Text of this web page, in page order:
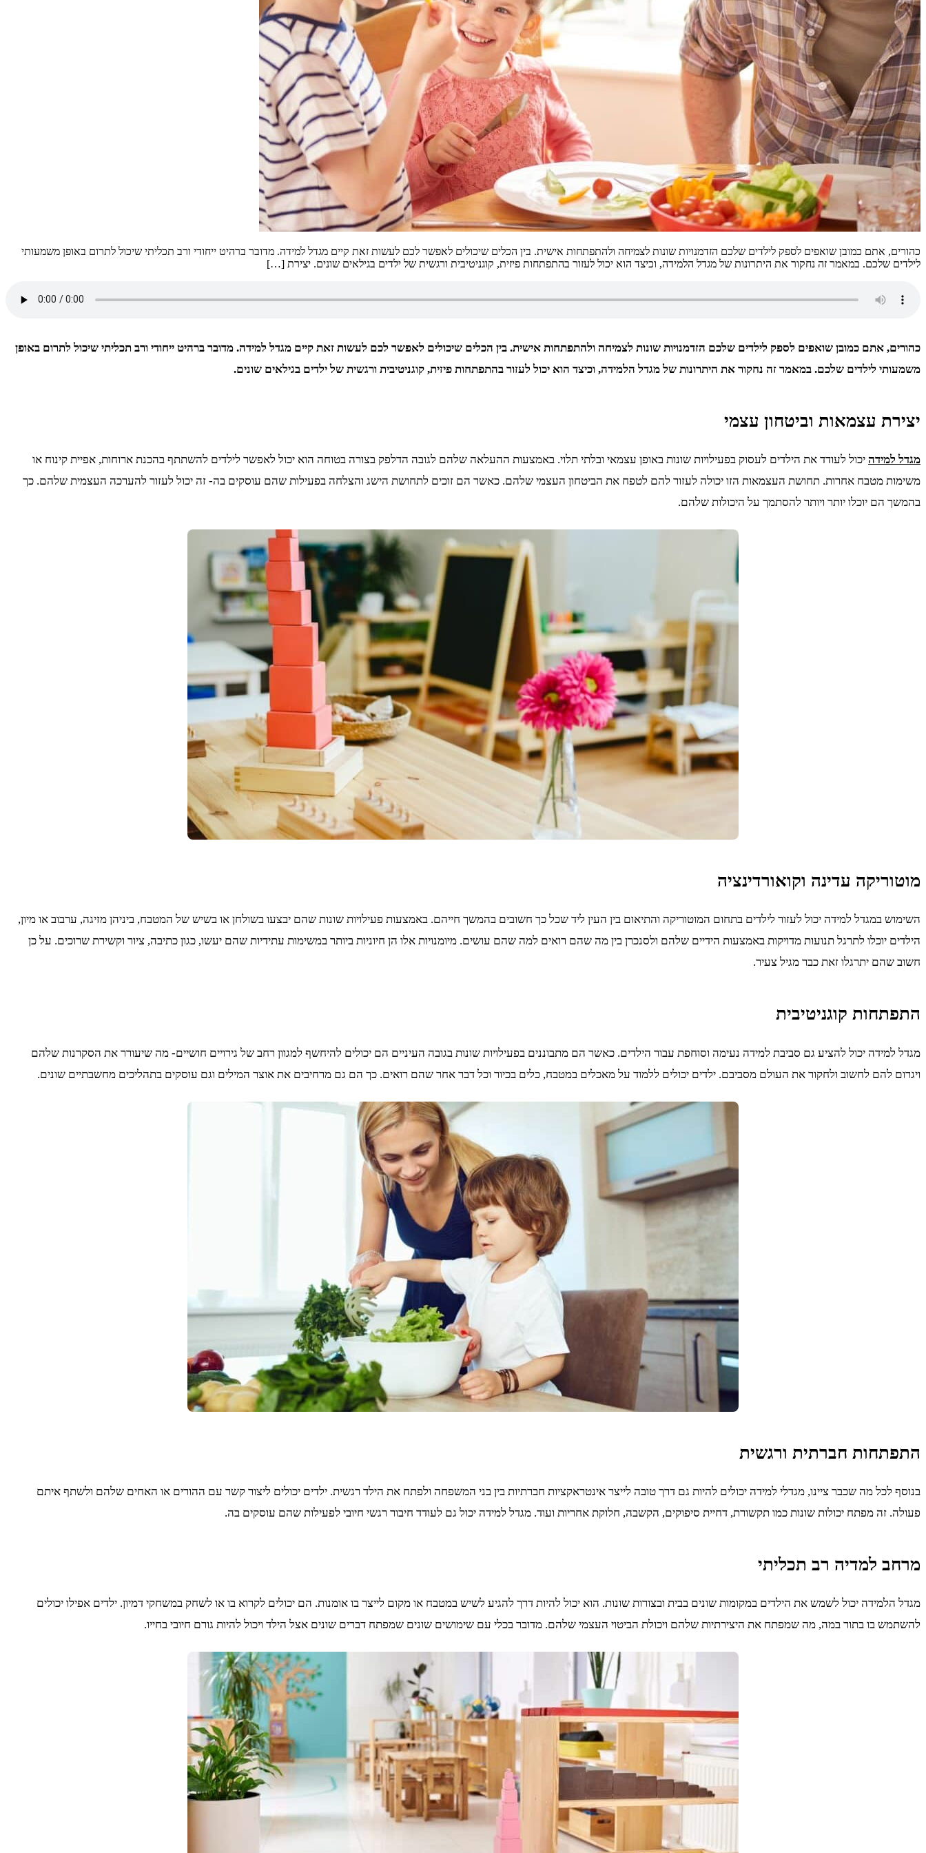
כהורים, אתם כמובן שואפים לספק לילדים שלכם הזדמנויות שונות לצמיחה ולהתפתחות אישית. בין הכלים שיכולים לאפשר לכם לעשות זאת קיים מגדל למידה. מדובר ברהיט ייחודי ורב תכליתי שיכול לתרום באופן משמעותי
לילדים שלכם. במאמר זה נחקור את היתרונות של מגדל הלמידה, וכיצד הוא יכול לעזור בהתפתחות פיזית, קוגניטיבית ורגשית של ילדים בגילאים שונים. יצירת […]
כהורים, אתם כמובן שואפים לספק לילדים שלכם הזדמנויות שונות לצמיחה ולהתפתחות אישית. בין הכלים שיכולים לאפשר לכם לעשות זאת קיים מגדל למידה. מדובר ברהיט ייחודי ורב תכליתי שיכול לתרום באופן
משמעותי לילדים שלכם. במאמר זה נחקור את היתרונות של מגדל הלמידה, וכיצד הוא יכול לעזור בהתפתחות פיזית, קוגניטיבית ורגשית של ילדים בגילאים שונים.
יצירת עצמאות וביטחון עצמי
מגדל למידה יכול לעודד את הילדים לעסוק בפעילויות שונות באופן עצמאי ובלתי תלוי. באמצעות ההעלאה שלהם לגובה הדלפק בצורה בטוחה הוא יכול לאפשר לילדים להשתתף בהכנת ארוחות, אפיית קינוח או
משימות מטבח אחרות. תחושת העצמאות הזו יכולה לעזור להם לטפח את הביטחון העצמי שלהם. כאשר הם זוכים לתחושת הישג והצלחה בפעילות שהם עוסקים בה- זה יכול לעזור להערכה העצמית שלהם. כך
בהמשך הם יוכלו יותר ויותר להסתמך על היכולות שלהם.
מוטוריקה עדינה וקואורדינציה
השימוש במגדל למידה יכול לעזור לילדים בתחום המוטוריקה והתיאום בין העין ליד שכל כך חשובים בהמשך חייהם. באמצעות פעילויות שונות שהם יבצעו בשולחן או בשיש של המטבח, ביניהן מזיגה, ערבוב או מיון,
הילדים יוכלו לתרגל תנועות מדויקות באמצעות הידיים שלהם ולסנכרן בין מה שהם רואים למה שהם עושים. מיומנויות אלו הן חיוניות ביותר במשימות עתידיות שהם יעשו, כגון כתיבה, ציור וקשירת שרוכים. על כן
חשוב שהם יתרגלו זאת כבר מגיל צעיר.
התפתחות קוגניטיבית
מגדל למידה יכול להציע גם סביבת למידה נעימה וסוחפת עבור הילדים. כאשר הם מתבוננים בפעילויות שונות בגובה העיניים הם יכולים להיחשף למגוון רחב של גירויים חושיים- מה שיעורר את הסקרנות שלהם
ויגרום להם לחשוב ולחקור את העולם מסביבם. ילדים יכולים ללמוד על מאכלים במטבח, כלים בכיור וכל דבר אחר שהם רואים. כך הם גם מרחיבים את אוצר המילים וגם עוסקים בתהליכים מחשבתיים שונים.
התפתחות חברתית ורגשית
בנוסף לכל מה שכבר ציינו, מגדלי למידה יכולים להיות גם דרך טובה לייצר אינטראקציות חברתיות בין בני המשפחה ולפתח את הילד רגשית. ילדים יכולים ליצור קשר עם ההורים או האחים שלהם ולשתף איתם
פעולה. זה מפתח יכולות שונות כמו תקשורת, דחיית סיפוקים, הקשבה, חלוקת אחריות ועוד. מגדל למידה יכול גם לעודד חיבור רגשי חיובי לפעילות שהם עוסקים בה.
מרחב למדיה רב תכליתי
מגדל הלמידה יכול לשמש את הילדים במקומות שונים בבית ובצורות שונות. הוא יכול להיות דרך להגיע לשיש במטבח או מקום לייצר בו אומנות. הם יכולים לקרוא בו או לשחק במשחקי דמיון. ילדים אפילו יכולים
להשתמש בו בתור במה, מה שמפתח את היצירתיות שלהם ויכולת הביטוי העצמי שלהם. מדובר בכלי עם שימושים שונים שמפתח דברים שונים אצל הילד ויכול להיות גורם חיובי בחייו.